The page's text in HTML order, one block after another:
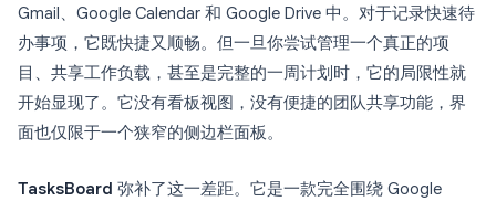
Gmail、Google Calendar 和 Google Drive 中。对于记录快速待
办事项，它既快捷又顺畅。但一旦你尝试管理一个真正的项
目、共享工作负载，甚至是完整的一周计划时，它的局限性就
开始显现了。它没有看板视图，没有便捷的团队共享功能，界
面也仅限于一个狭窄的侧边栏面板。
TasksBoard 弥补了这一差距。它是一款完全围绕 Google